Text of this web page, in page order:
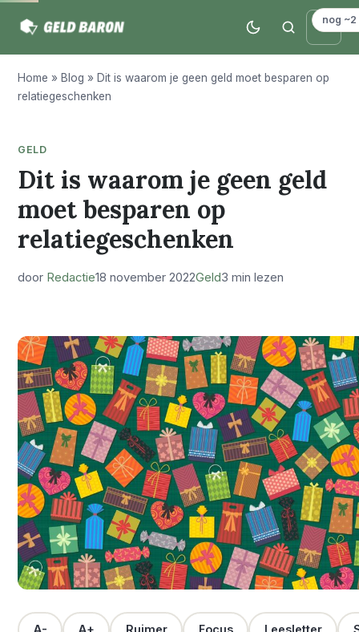
Home » Blog » Dit is waarom je geen geld moet besparen op
relatiegeschenken
GELD
Dit is waarom je geen geld
moet besparen op
relatiegeschenken
door Redactie18 november 2022Geld3 min lezen
A- A+ Ruimer Focus Leesletter
nog ~2